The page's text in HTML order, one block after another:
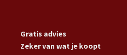
Gratis advies
Zeker van wat je koopt